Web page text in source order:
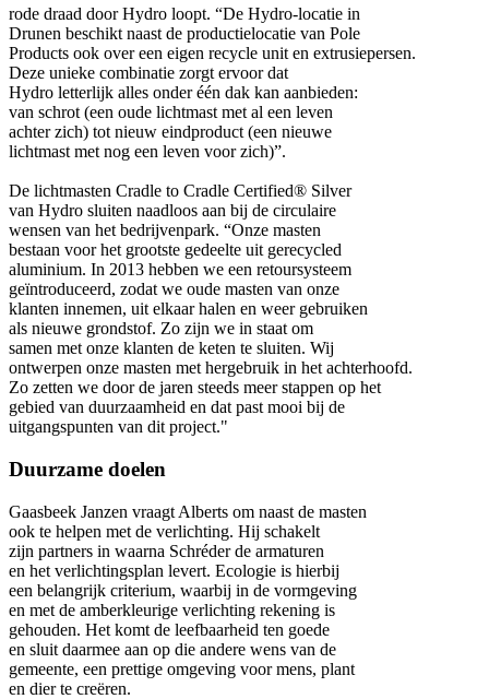
rode draad door Hydro loopt. “De Hydro-locatie in
Drunen beschikt naast de productielocatie van Pole
Products ook over een eigen recycle unit en extrusiepersen.
Deze unieke combinatie zorgt ervoor dat
Hydro letterlijk alles onder één dak kan aanbieden:
van schrot (een oude lichtmast met al een leven
achter zich) tot nieuw eindproduct (een nieuwe
lichtmast met nog een leven voor zich)”.
De lichtmasten Cradle to Cradle Certified® Silver
van Hydro sluiten naadloos aan bij de circulaire
wensen van het bedrijvenpark. “Onze masten
bestaan voor het grootste gedeelte uit gerecycled
aluminium. In 2013 hebben we een retoursysteem
geïntroduceerd, zodat we oude masten van onze
klanten innemen, uit elkaar halen en weer gebruiken
als nieuwe grondstof. Zo zijn we in staat om
samen met onze klanten de keten te sluiten. Wij
ontwerpen onze masten met hergebruik in het achterhoofd.
Zo zetten we door de jaren steeds meer stappen op het
gebied van duurzaamheid en dat past mooi bij de
uitgangspunten van dit project."
Duurzame doelen
Gaasbeek Janzen vraagt Alberts om naast de masten
ook te helpen met de verlichting. Hij schakelt
zijn partners in waarna Schréder de armaturen
en het verlichtingsplan levert. Ecologie is hierbij
een belangrijk criterium, waarbij in de vormgeving
en met de amberkleurige verlichting rekening is
gehouden. Het komt de leefbaarheid ten goede
en sluit daarmee aan op die andere wens van de
gemeente, een prettige omgeving voor mens, plant
en dier te creëren.